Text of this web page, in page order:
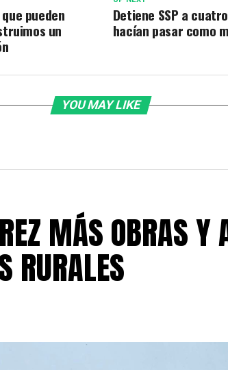
Detiene SSP a
hacían pasar como
pueden
un
YOU MAY LIKE
MÁS OBRAS Y
RURALES